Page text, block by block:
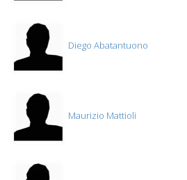
Diego Abatantuono
Maurizio Mattioli